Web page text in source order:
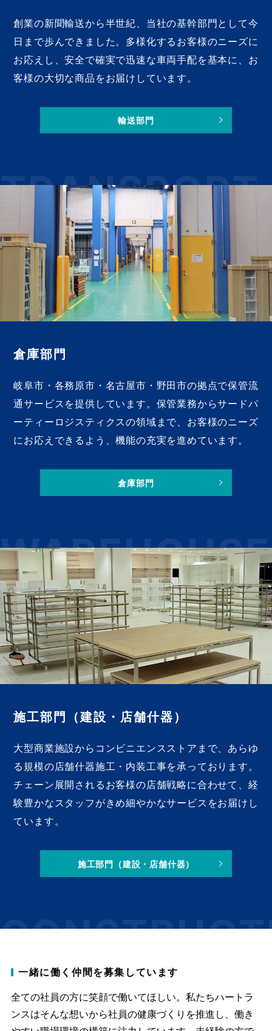
創業の新聞輸送から半世紀、当社の基幹部門として今
日まで歩んできました。多様化するお客様のニーズに
お応えし、安全で確実で迅速な車両手配を基本に、お
客様の大切な商品をお届けしています。
輸送部門
TRANSPORT
倉庫部門
岐阜市・各務原市・名古屋市・野田市の拠点で保管流
通サービスを提供しています。保管業務からサードパ
ーティーロジスティクスの領域まで、お客様のニーズ
にお応えできるよう、機能の充実を進めています。
倉庫部門
WAREHOUSE
施工部門 （建設・店舗什器）
大型商業施設からコンビニエンスストアまで、あらゆ
る規模の店舗什器施工・内装工事を承っております。
チェーン展開されるお客様の店舗戦略に合わせて、経
験豊かなスタッフがきめ細やかなサービスをお届けし
ています。
施工部門（建設・店舗什器）
一緒に働く仲間を募集しています
全ての社員の方に笑顔で働いてほしい。 私たちハートラ
ンスはそんな想いから社員の健康づくりを推進し、働き